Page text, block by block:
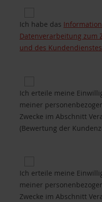
Ich habe das
Datenverarbeitung zum
und des
Ich erteile meine
meiner
Zwecke im Abschnitt
(Bewertung der
Ich erteile meine
meiner
Zwecke im Abschnitt